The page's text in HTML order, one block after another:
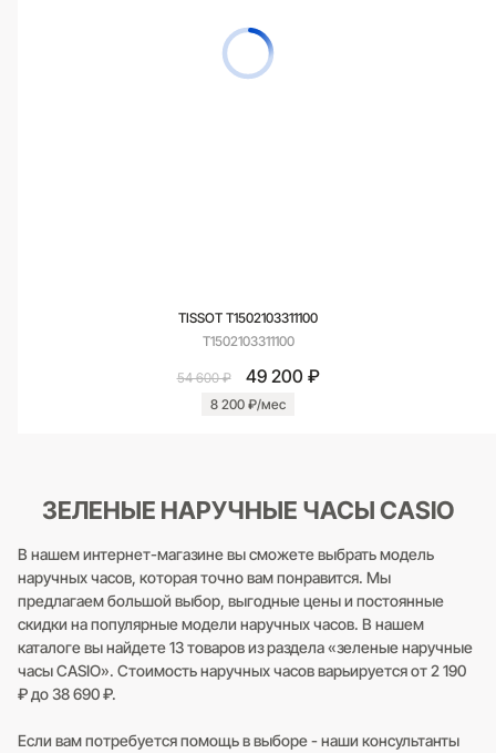
TISSOT T1502103311100
T1502103311100
54 600 ₽ 49 200 ₽
8 200 ₽/мес
ЗЕЛЕНЫЕ НАРУЧНЫЕ ЧАСЫ CASIO
В нашем интернет-магазине вы сможете выбрать модель
наручных часов, которая точно вам понравится. Мы
предлагаем большой выбор, выгодные цены и постоянные
скидки на популярные модели наручных часов. В нашем
каталоге вы найдете 13 товаров из раздела «зеленые наручные
часы CASIO». Стоимость наручных часов варьируется от 2 190
₽ до 38 690 ₽.
Если вам потребуется помощь в выборе - наши консультанты